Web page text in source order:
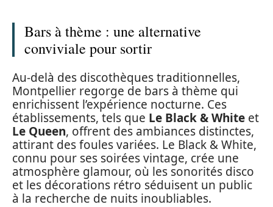
Bars à thème : une alternative
conviviale pour sortir
Au-delà des discothèques traditionnelles,
Montpellier regorge de bars à thème qui
enrichissent l’expérience nocturne. Ces
établissements, tels que Le Black & White et
Le Queen, offrent des ambiances distinctes,
attirant des foules variées. Le Black & White,
connu pour ses soirées vintage, crée une
atmosphère glamour, où les sonorités disco
et les décorations rétro séduisent un public
à la recherche de nuits inoubliables.